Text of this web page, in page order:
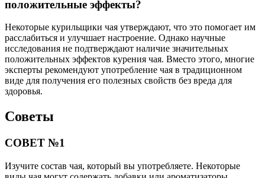
положительные эффекты?
Некоторые курильщики чая утверждают, что это помогает им
расслабиться и улучшает настроение. Однако научные
исследования не подтверждают наличие значительных
положительных эффектов курения чая. Вместо этого, многие
эксперты рекомендуют употребление чая в традиционном
виде для получения его полезных свойств без вреда для
здоровья.
Советы
СОВЕТ №1
Изучите состав чая, который вы употребляете. Некоторые